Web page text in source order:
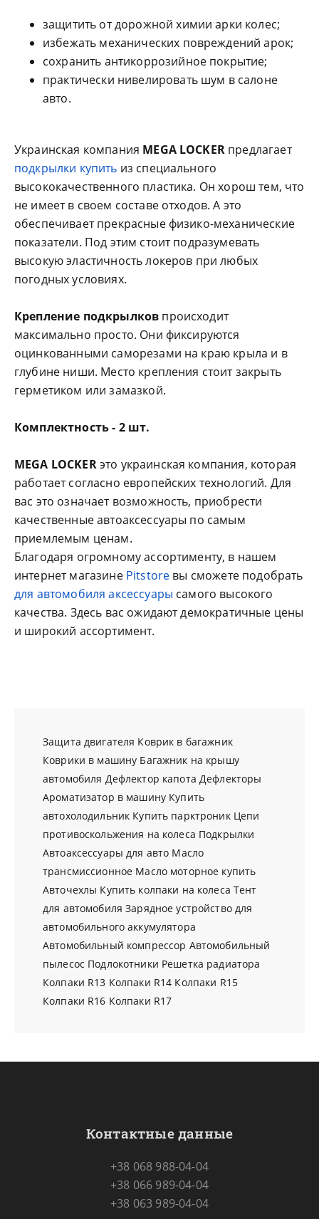
защитить от дорожной химии арки колес;
избежать механических повреждений арок;
сохранить антикоррозийное покрытие;
практически нивелировать шум в салоне
авто.
Украинская компания MEGA LOCKERпредлагает
подкрылки купить из специального
высококачественного пластика. Он хорош тем, что
не имеет в своем составе отходов. А это
обеспечивает прекрасные физико-механические
показатели. Под этим стоит подразумевать
высокую эластичность локеров при любых
погодных условиях.
Крепление подкрылков происходит
максимально просто. Они фиксируются
оцинкованными саморезами на краю крыла и в
глубине ниши. Место крепления стоит закрыть
герметиком или замазкой.
Комплектность - 2 шт.
MEGA LOCKERэто украинская компания, которая
работает согласно европейских технологий. Для
вас это означает возможность, приобрести
качественные автоаксессуары по самым
приемлемым ценам.
Благодаря огромному ассортименту, в нашем
интернет магазине Pitstore вы сможете подобрать
для автомобиля аксессуары самого высокого
качества. Здесь вас ожидают демократичные цены
и широкий ассортимент.
Защита двигателя Коврик в багажник
Коврики в машину Багажник на крышу
автомобиля Дефлектор капота Дефлекторы
Ароматизатор в машину Купить
автохолодильник Купить парктроник Цепи
противоскольжения на колеса Подкрылки
Автоаксессуары для авто Масло
трансмиссионное Масло моторное купить
Авточехлы Купить колпаки на колеса Тент
для автомобиля Зарядное устройство для
автомобильного аккумулятора
Автомобильный компрессор Автомобильный
пылесос Подлокотники Решетка радиатора
Колпаки R13 Колпаки R14 Колпаки R15
Колпаки R16 Колпаки R17
Контактные данные
+38 068 988-04-04
+38 066 989-04-04
+38 063 989-04-04